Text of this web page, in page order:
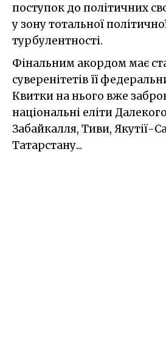
поступок до політичних
у зону тотальної
турбулентності.
Фінальним акордом має
суверенітетів її
Квитки на нього вже
національні еліти
Забайкалля, Тиви, Якутії-
Татарстану...